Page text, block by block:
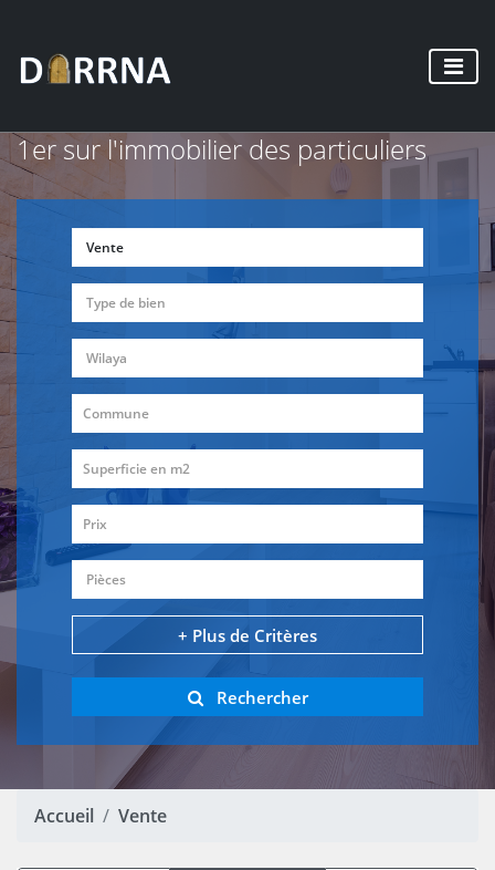
1er sur l'immobilier des particuliers
Vente
Type de bien
Wilaya
Prix
Pièces
+ Plus de Critères
Rechercher
Accueil Vente